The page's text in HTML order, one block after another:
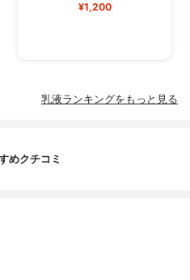
¥1,200
乳液ランキングをもっと見る
めクチコミ